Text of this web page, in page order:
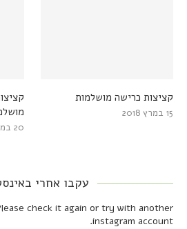
20 במרץ 2018
קציצות כרישה מושלמות
15 במרץ 2018
עקבו אחרי
check it again or try with another
instagram account.